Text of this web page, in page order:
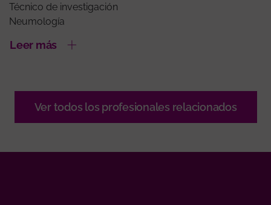
Técnico de investigación
Neumología
Leer más
Ver todos los profesionales relacionados